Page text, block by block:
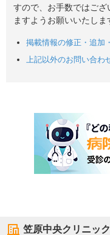
すので、お手数ではご
ますようお願いいたしま
掲載情報の修正・追加
上記以外のお問い合わ
笠原中央クリニック